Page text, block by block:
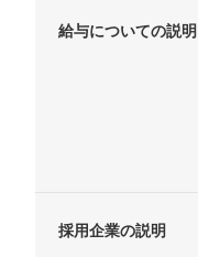
給与についての説明
採用企業の説明